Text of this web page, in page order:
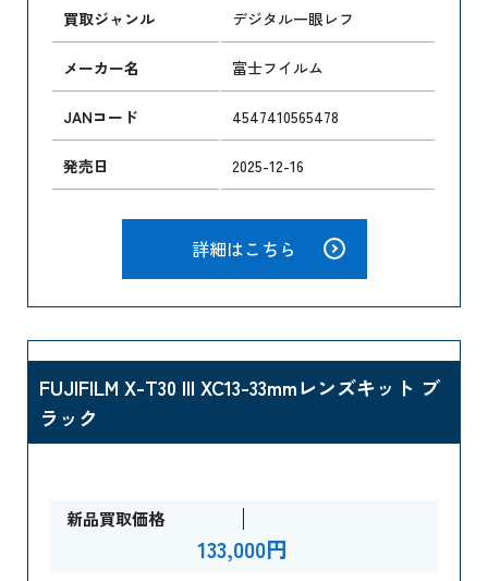
買取ジャンル デジタル一眼レフ
メーカー名 富士フイルム
JANコード 4547410565478
発売日 2025-12-16
詳細はこちら
FUJIFILM X-T30 III XC13-33mmレンズキット ブ
ラック
新品買取価格
133,000円